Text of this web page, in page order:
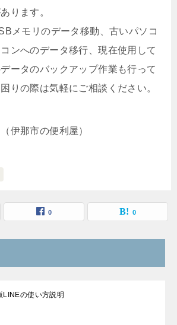
ります。
メモリのデータ移動、古いパソコ
ンへのデータ移行、現在使用して
ータのバックアップ作業も行って
りの際は気軽にご相談ください。
伊那市の便利屋）
0 0
LINEの使い方説明